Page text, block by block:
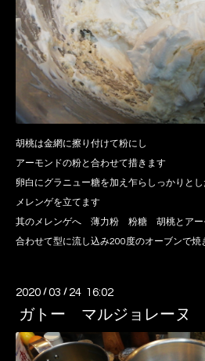
胡桃は金網に擦り付けて粉にし
アーモンドの粉と合わせて措きます
卵白にグラニュー糖を加え乍らしっかりとし
メレンゲを立てます
其のメレンゲへ 薄力粉 粉糖 胡桃とアー
合わせて型に流し込み200度のオーブンで焼
2020 /03 / 24 16:02
ガトー マルジョレー